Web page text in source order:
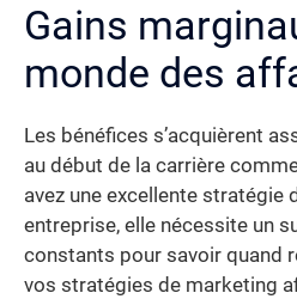
Gains
monde des
Les bénéfices s’acquièrent
au début de la carrière
avez une excellente stratégie
entreprise, elle nécessite un
constants pour savoir quand
vos stratégies de marketing